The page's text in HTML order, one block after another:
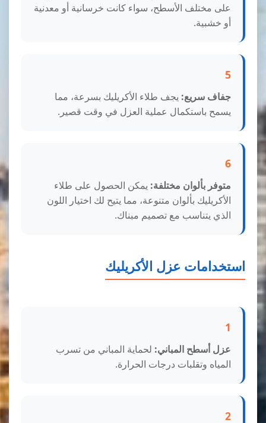
على مختلف الأسطح، سواء كانت خرسانية أو معدنية
أو خشبية.
5
جفاف سريع: يجف طلاء الأكريليك بسرعة، مما
يسمح باستكمال عملية العزل في وقت قصير.
6
متوفر بألوان مختلفة: يمكن الحصول على طلاء
الأكريليك بألوان متنوعة، مما يتيح لك اختيار اللون
الذي يتناسب مع تصميم مبناك.
استخدامات عزل الأكريليك
1
عزل أسطح المباني: لحماية المباني من تسرب
المياه وتقلبات درجات الحرارة.
2